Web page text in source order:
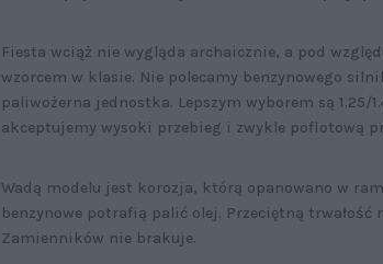
Fiesta wciąż nie wygląda archaicznie, a pod
wzorcem w klasie. Nie polecamy benzynowego
paliwożerna jednostka. Lepszym wyborem są 1.25/
akceptujemy wysoki przebieg i zwykle poflotową
Wadą modelu jest korozja, którą opanowano w
benzynowe potrafią palić olej. Przeciętną trwałość
Zamienników nie brakuje.